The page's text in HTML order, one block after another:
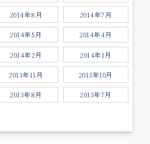
2014年8月 2014年7月
2014年5月 2014年4月
2014年2月 2014年1月
2013年11月 2013年10月
2013年8月 2013年7月